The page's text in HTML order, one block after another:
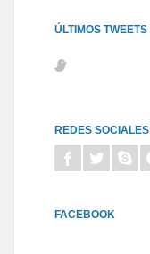
ÚLTIMOS TWEETS
REDES SOCIALES
FACEBOOK